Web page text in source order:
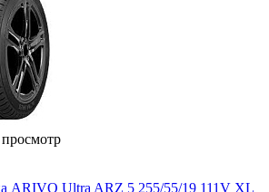
ARIVO Ultra ARZ 5 255/55/19 111V XL